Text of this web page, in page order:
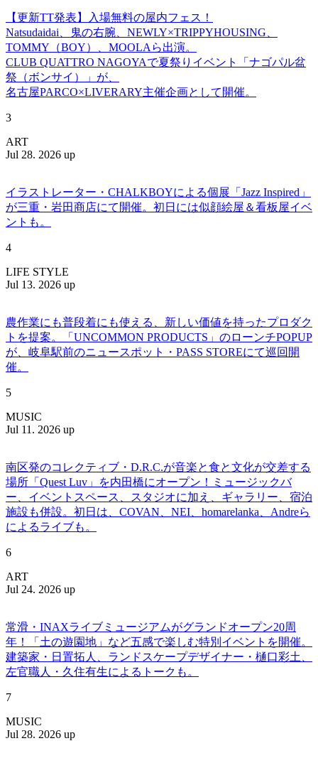
【更新TT発表】入場無料の屋内フェス！
Natsudaidai、鬼の右腕、NEWLY×TRIPPYHOUSING、
TOMMY（BOY）、MOOLAら出演。
CLUB QUATTRO NAGOYAで夏祭りイベント「ナゴパル盆
祭（ボンサイ）」が、
名古屋PARCO×LIVERARY主催企画として開催。
3
ART
Jul 28. 2026 up
イラストレーター・CHALKBOYによる個展「Jazz Inspired」
が三重・岩田商店にて開催。初日には似顔絵屋＆看板屋イベ
ントも。
4
LIFE STYLE
Jul 13. 2026 up
農作業にも普段着にも使える、新しい価値を持ったプロダク
トを提案。「UNCOMMON PRODUCTS」のローンチPOPUP
が、岐阜駅前のニュースポット・PASS STOREにて巡回開
催。
5
MUSIC
Jul 11. 2026 up
南区発のコレクティブ・D.R.C.が⾳楽と⾷と⽂化が交差する
場所「Quest Luv」を内田橋にオープン！ミュージックバ
ー、イベントスペース、スタジオに加え、ギャラリー、宿泊
施設も併設。初日は、COVAN、NEI、homarelanka、Andreら
によるライブも。
6
ART
Jul 24. 2026 up
常滑・INAXライブミュージアムがグランドオープン20周
年！「土の遊園地」など五感で楽しむ特別イベントを開催。
建築家・日置拓人、ランドスケープデザイナー・樋口彩土、
左官職人・久住有生によるトークも。
7
MUSIC
Jul 28. 2026 up